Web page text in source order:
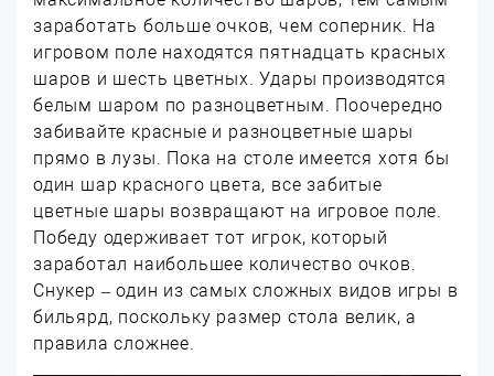
заработать больше очков, чем соперник. На
игровом поле находятся пятнадцать красных
шаров и шесть цветных. Удары производятся
белым шаром по разноцветным. Поочередно
забивайте красные и разноцветные шары
прямо в лузы. Пока на столе имеется хотя бы
один шар красного цвета, все забитые
цветные шары возвращают на игровое поле.
Победу одерживает тот игрок, который
заработал наибольшее количество очков.
Снукер – один из самых сложных видов игры в
бильярд, поскольку размер стола велик, а
правила сложнее.